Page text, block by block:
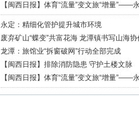
【闽西日报】体育“流量”变文旅“增量”——
永定：精细化管护提升城市环境
废弃矿山“蝶变”共富花海 龙潭镇书写山海
篇章
龙潭：旅馆业“拆窗破网”行动全部完成
【闽西日报】排除消防隐患 守护土楼文脉
【闽西日报】体育“流量”变文旅“增量”——